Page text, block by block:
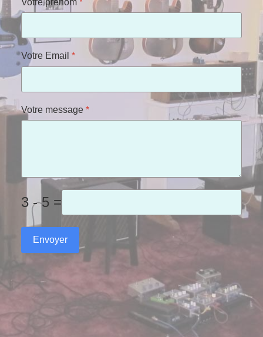
Votre prénom *
Votre Email *
Votre message *
3 - 5 =
Envoyer